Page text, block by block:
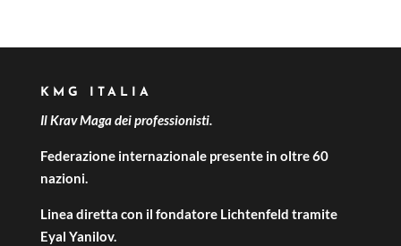
KMG ITALIA
Il Krav Maga dei professionisti.
Federazione internazionale presente in oltre 60
nazioni.
Linea diretta con il fondatore Lichtenfeld tramite
Eyal Yanilov.